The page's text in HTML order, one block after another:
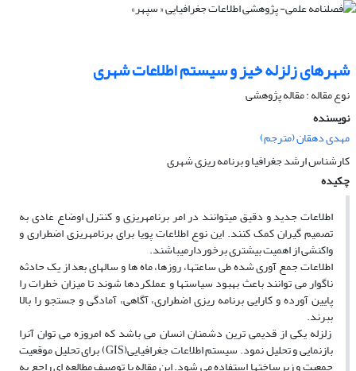
شهرهاى زلزله خیز و سیستم اطلاعات شهرى
نوع مقاله : مقاله پژوهشی
نویسنده
مهدی دهقان (مترجم)
کارشناس ارشد جغرافیا و برنامه ‏ریزى شهرى
چکیده
اطلاعات جدید و دقیق مى‏توانند در امر برنامه‏ریزى و کنترل اوضاع عادى به
تصمیم گیران کمک کنند. این نوع اطلاعات پویا براى برنامه‏ریزى اضطرارى و
واکنشى از اهمیت بیشترى برخوردارمى‏باشند.
اطلاعات جمع‏ آورى شده طى ساعتها، روزها، ماه ها و سالهاى بعد از یک حادثه
ناگوار مى‏ توانند باعث بهبود سیاستها و عملکردها شوند تا میزان خطرات را
پایین آورده و کارایى برنامه‏ ریزى اضطرارى، آگاهى، آمادگى و جستجو را بالا
ببرند.
زلزله یکى از قدیمى‏ ترین دشمنان انسان مى ‏باشد که امروزه مى‏ توان آنرا
بازنمایى و تحلیل نمود. سیستم اطلاعات جغرافیایى(GIS) براى تحلیل موقعیت